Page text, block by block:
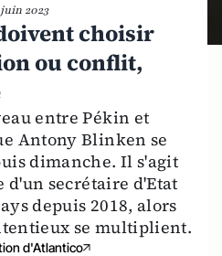
juin 2023
choisir
ou conflit,
entre Pékin et
Antony Blinken se
dimanche. Il s'agit
secrétaire d'Etat
depuis 2018, alors
se multiplient.
d'Atlantico